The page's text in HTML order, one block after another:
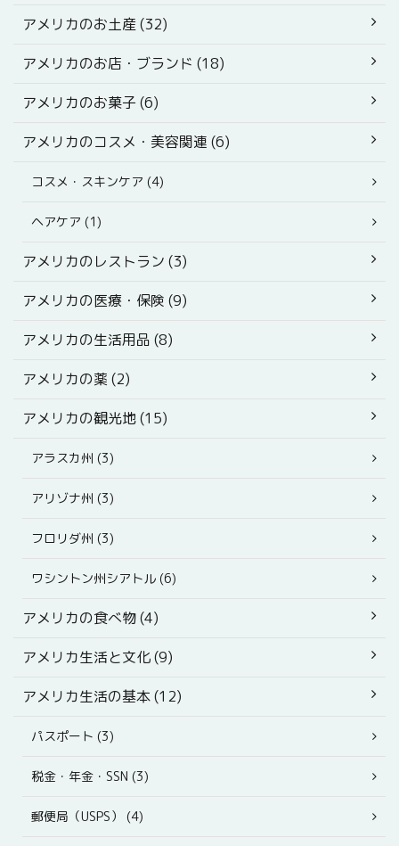
アメリカのお土産 (32)
アメリカのお店・ブランド (18)
アメリカのお菓子 (6)
アメリカのコスメ・美容関連 (6)
コスメ・スキンケア (4)
ヘアケア (1)
アメリカのレストラン (3)
アメリカの医療・保険 (9)
アメリカの生活用品 (8)
アメリカの薬 (2)
アメリカの観光地 (15)
アラスカ州 (3)
アリゾナ州 (3)
フロリダ州 (3)
ワシントン州シアトル (6)
アメリカの食べ物 (4)
アメリカ生活と文化 (9)
アメリカ生活の基本 (12)
パスポート (3)
税金・年金・SSN (3)
郵便局（USPS） (4)